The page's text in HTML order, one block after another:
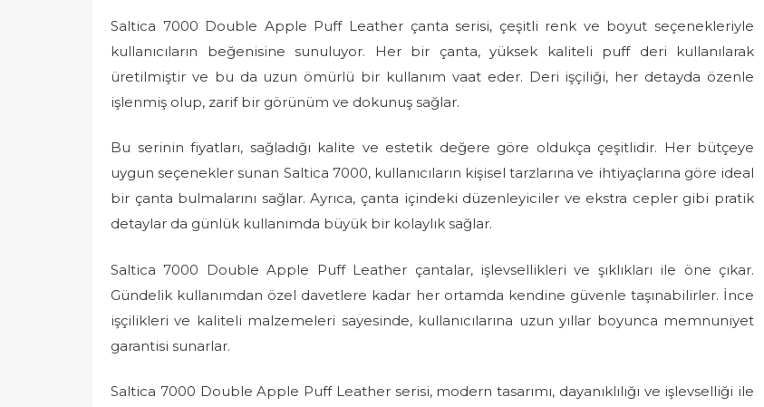
Saltica 7000 Double Apple Puff Leather çanta serisi, çeşitli renk ve boyut seçenekleriyle
kullanıcıların beğenisine sunuluyor. Her bir çanta, yüksek kaliteli puff deri kullanılarak
üretilmiştir ve bu da uzun ömürlü bir kullanım vaat eder. Deri işçiliği, her detayda özenle
işlenmiş olup, zarif bir görünüm ve dokunuş sağlar.
Bu serinin fiyatları, sağladığı kalite ve estetik değere göre oldukça çeşitlidir. Her bütçeye
uygun seçenekler sunan Saltica 7000, kullanıcıların kişisel tarzlarına ve ihtiyaçlarına göre ideal
bir çanta bulmalarını sağlar. Ayrıca, çanta içindeki düzenleyiciler ve ekstra cepler gibi pratik
detaylar da günlük kullanımda büyük bir kolaylık sağlar.
Saltica 7000 Double Apple Puff Leather çantalar, işlevsellikleri ve şıklıkları ile öne çıkar.
Gündelik kullanımdan özel davetlere kadar her ortamda kendine güvenle taşınabilirler. İnce
işçilikleri ve kaliteli malzemeleri sayesinde, kullanıcılarına uzun yıllar boyunca memnuniyet
garantisi sunarlar.
Saltica 7000 Double Apple Puff Leather serisi, modern tasarımı, dayanıklılığı ve işlevselliği ile